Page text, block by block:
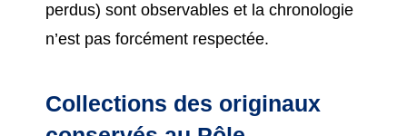
perdus) sont observables et la chronologie
n’est pas forcément respectée.
Collections des originaux